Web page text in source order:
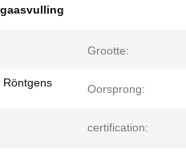
Grootte:
Röntgens
Oorsprong:
certification: